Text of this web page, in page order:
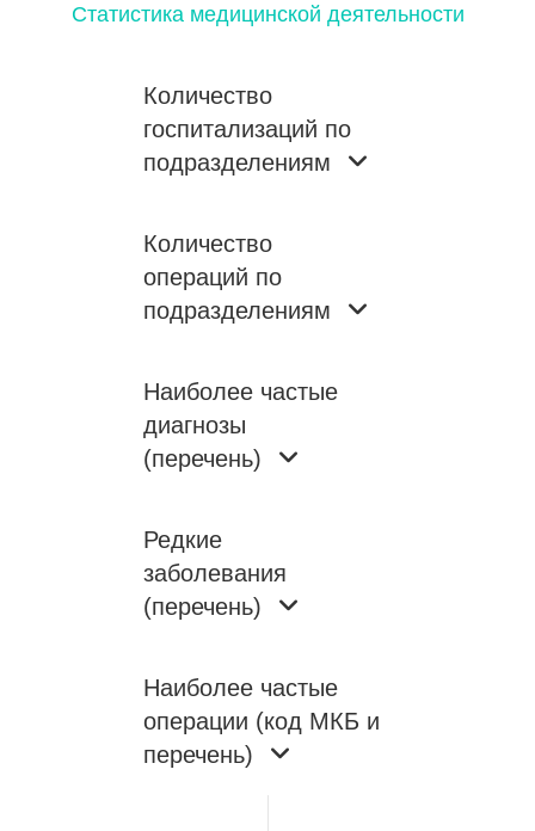
Статистика медицинской деятельности
Количество
госпитализаций по
подразделениям
Количество
операций по
подразделениям
Наиболее частые
диагнозы
(перечень)
Редкие
заболевания
(перечень)
Наиболее частые
операции (код МКБ и
перечень)